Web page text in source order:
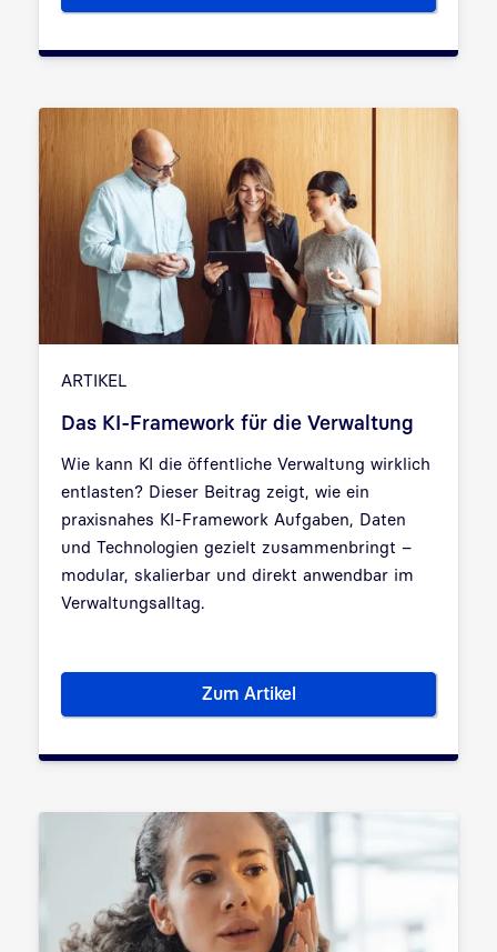
ARTIKEL
Das KI-Framework für die Verwaltung
Wie kann KI die öffentliche Verwaltung wirklich
entlasten? Dieser Beitrag zeigt, wie ein
praxisnahes KI-Framework Aufgaben, Daten
und Technologien gezielt zusammenbringt –
modular, skalierbar und direkt anwendbar im
Verwaltungsalltag.
Zum ArtikelDas KI-Framework für die